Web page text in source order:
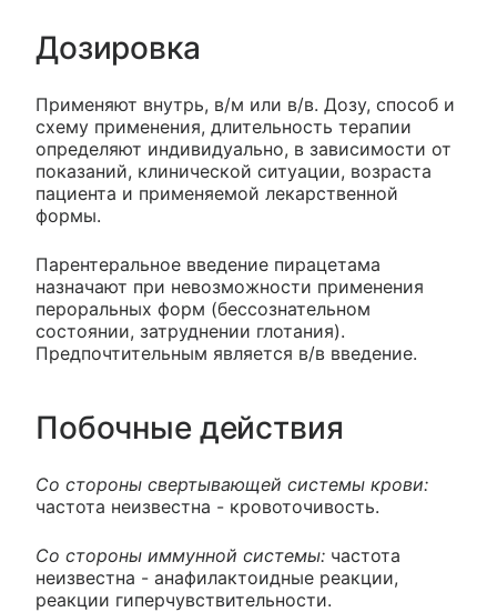
Дозировка
Применяют внутрь, в/м или в/в. Дозу, способ и
схему применения, длительность терапии
определяют индивидуально, в зависимости от
показаний, клинической ситуации, возраста
пациента и применяемой лекарственной
формы.
Парентеральное введение пирацетама
назначают при невозможности применения
пероральных форм (бессознательном
состоянии, затруднении глотания).
Предпочтительным является в/в введение.
Побочные действия
Со стороны свертывающей системы крови:
частота неизвестна - кровоточивость.
Со стороны иммунной системы: частота
неизвестна - анафилактоидные реакции,
реакции гиперчувствительности.